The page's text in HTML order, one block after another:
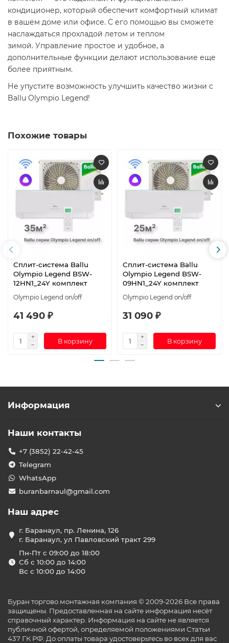
кондиционер, который обеспечит комфортный климат
в вашем доме или офисе. С его помощью вы сможете
наслаждаться прохладой летом и теплом
зимой. Управление простое и удобное, а
дополнительные функции делают использование еще
более приятным.​
Не упустите возможность улучшить качество жизни с
Ballu Olympio Legend!​
Похожие товары
Сплит-система Ballu
Olympio Legend BSW-
12HN1_24Y комплект
Olympio Legend on/off
41 490 ₽
В корзину
Сплит-система Ballu
Olympio Legend BSW-
09HN1_24Y комплект
Olympio Legend on/off
31 090 ₽
В корзину
Информация
Наши контакты
+7 (3852) 22-42-45
Telegram
WhatsApp
buranbarnaul@gmail.com
Наш адрес
г. Баранаул, пр. Ленина, 126
г. Баранаул, ул Павловский тракт 299
Пн-Пт с 09:00 до 18:00
Сб с 10:00 до 14:00
Вс с 10:00 до 14:00
Буран торгово монтажная компания © 2009-2026 Все права
защищены. Предоставленная на сайте информация несёт
справочный характер. Информация на сайте не является
публичной офертой, определяемой положениями Статьи
437 ГК РФ. До оплаты товара удостоверьтесь во всех для вас